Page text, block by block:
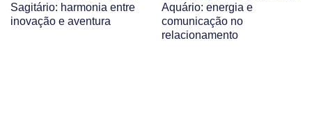
Sagitário: harmonia entre
inovação e aventura
Aquário: energia e
comunicação no
relacionamento